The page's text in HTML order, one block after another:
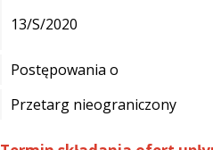
13/S/2020
Postępowania o
Przetarg nieograniczony